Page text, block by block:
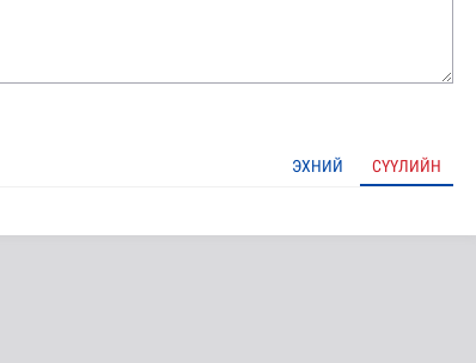
ЭХНИЙ СҮҮЛИЙН